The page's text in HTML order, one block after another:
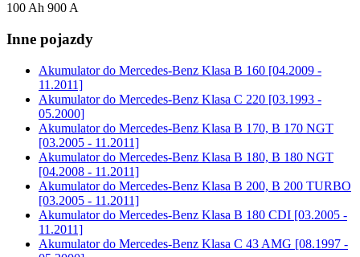
100 Ah 900 A
Inne pojazdy
Akumulator do Mercedes-Benz Klasa B 160 [04.2009 -
11.2011]
Akumulator do Mercedes-Benz Klasa C 220 [03.1993 -
05.2000]
Akumulator do Mercedes-Benz Klasa B 170, B 170 NGT
[03.2005 - 11.2011]
Akumulator do Mercedes-Benz Klasa B 180, B 180 NGT
[04.2008 - 11.2011]
Akumulator do Mercedes-Benz Klasa B 200, B 200 TURBO
[03.2005 - 11.2011]
Akumulator do Mercedes-Benz Klasa B 180 CDI [03.2005 -
11.2011]
Akumulator do Mercedes-Benz Klasa C 43 AMG [08.1997 -